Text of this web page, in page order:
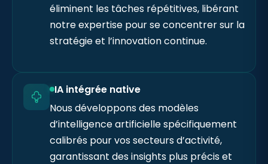
éliminent les tâches répétitives, libérant
notre expertise pour se concentrer sur la
stratégie et l’innovation continue.
IA intégrée native
Nous développons des modèles
d’intelligence artificielle spécifiquement
calibrés pour vos secteurs d’activité,
garantissant des insights plus précis et